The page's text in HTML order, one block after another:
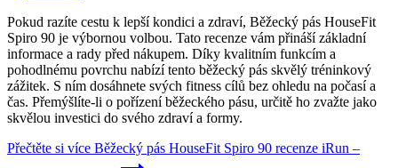
Pokud razíte cestu k lepší kondici a zdraví, Běžecký pás HouseFit
Spiro 90 je výbornou volbou. Tato recenze vám přináší základní
informace a rady před nákupem. Díky kvalitním funkcím a
pohodlnému povrchu nabízí tento běžecký pás skvělý tréninkový
zážitek. S ním dosáhnete svých fitness cílů bez ohledu na počasí a
čas. Přemýšlíte-li o pořízení běžeckého pásu, určitě ho zvažte jako
skvělou investici do svého zdraví a formy.
Přečtěte si více Běžecký pás HouseFit Spiro 90 recenze iRun –